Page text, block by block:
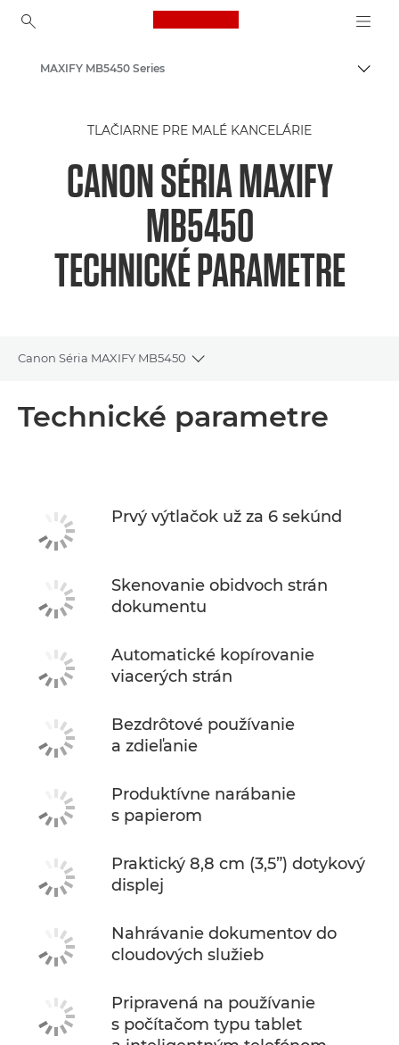
Canon Logo, back to
Tlačiarne značky Canon
Atramentové podnikové tlačiarne – Inkjet
MAXIFY MB5450 Series
TLAČIARNE PRE MALÉ KANCELÁRIE
CANON SÉRIA MAXIFY
MB5450
TECHNICKÉ PARAMETRE
Canon Séria MAXIFY MB5450
Toggle breadcrumbs
KÚPIŤ ATRAMENT
Technické parametre
Prvý výtlačok už za 6 sekúnd
Skenovanie obidvoch strán
dokumentu
Automatické kopírovanie
viacerých strán
Bezdrôtové používanie
a zdieľanie
Produktívne narábanie
s papierom
Praktický 8,8 cm (3,5”) dotykový
displej
Nahrávanie dokumentov do
cloudových služieb
Pripravená na používanie
s počítačom typu tablet